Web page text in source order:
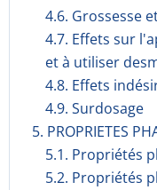
4.6. Grossesse
4.7. Effets sur
et à utiliser
4.8. Effets
4.9. Surdosage
5. PROPRIETES
5.1. Propriétés
5.2. Propriétés